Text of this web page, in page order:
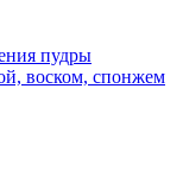
пудры
воском, спонжем